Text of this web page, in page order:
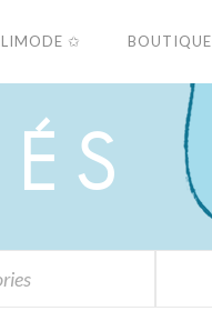
✩ BOUTIQUE
É S